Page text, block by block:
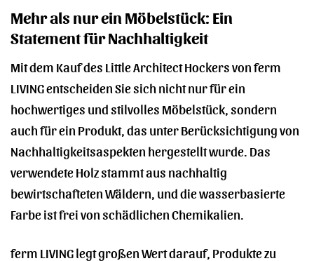
Mehr als nur ein Möbelstück: Ein
Statement für Nachhaltigkeit
Mit dem Kauf des Little Architect Hockers von ferm
LIVING entscheiden Sie sich nicht nur für ein
hochwertiges und stilvolles Möbelstück, sondern
auch für ein Produkt, das unter Berücksichtigung von
Nachhaltigkeitsaspekten hergestellt wurde. Das
verwendete Holz stammt aus nachhaltig
bewirtschafteten Wäldern, und die wasserbasierte
Farbe ist frei von schädlichen Chemikalien.
ferm LIVING legt großen Wert darauf, Produkte zu